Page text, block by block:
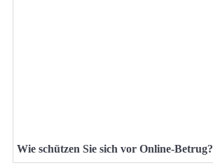
Wie schützen Sie sich vor Online-Betrug?